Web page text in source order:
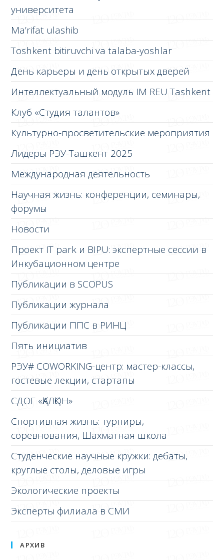
университета
Ma’rifat ulashib
Toshkent bitiruvchi va talaba-yoshlar
День карьеры и день открытых дверей
Интеллектуальный модуль IM REU Tashkent
Клуб «Студия талантов»
Культурно-просветительские мероприятия
Лидеры РЭУ-Ташкент 2025
Международная деятельность
Научная жизнь: конференции, семинары,
форумы
Новости
Проект IT park и BIPU: экспертные сессии в
Инкубационном центре
Публикации в SCOPUS
Публикации журнала
Публикации ППС в РИНЦ
Пять инициатив
РЭУ# COWORKING-центр: мастер-классы,
гостевые лекции, стартапы
СДОГ «ҚАЛҚОН»
Спортивная жизнь: турниры,
соревнования, Шахматная школа
Студенческие научные кружки: дебаты,
круглые столы, деловые игры
Экологические проекты
Эксперты филиала в СМИ
АРХИВ